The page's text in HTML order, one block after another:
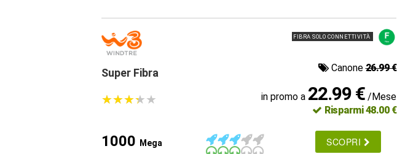
FIBRA SOLO CONNETTIVITÀ
Super Fibra Canone26.99 €
★★★★★
★★★★★ in promo a 22.99 € /Mese
Risparmi 48.00 €
1000 Mega SCOPRI